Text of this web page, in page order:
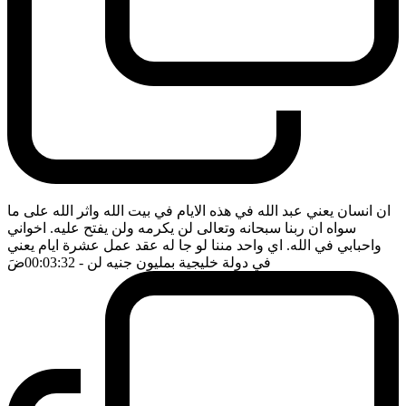
ان انسان يعني عبد الله في هذه الايام في بيت الله واثر الله على ما
سواه ان ربنا سبحانه وتعالى لن يكرمه ولن يفتح عليه. اخواني
واحبابي في الله. اي واحد مننا لو جا له عقد عمل عشرة ايام يعني
في دولة خليجية بمليون جنيه لن - 00:03:32 ضَ